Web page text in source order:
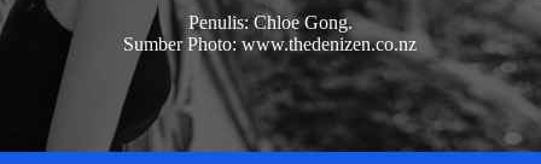
Penulis: Chloe Gong.
Sumber Photo: www.thedenizen.co.nz